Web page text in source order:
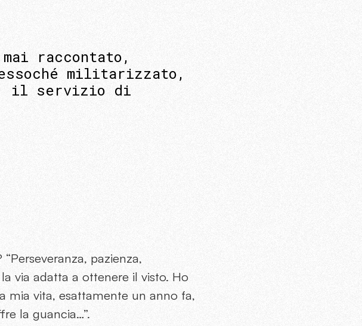
raccontato,
militarizzato,
il servizio di
pazienza,
via adatta a ottenere il visto. Ho
mia vita, esattamente un anno fa,
la guancia…”.